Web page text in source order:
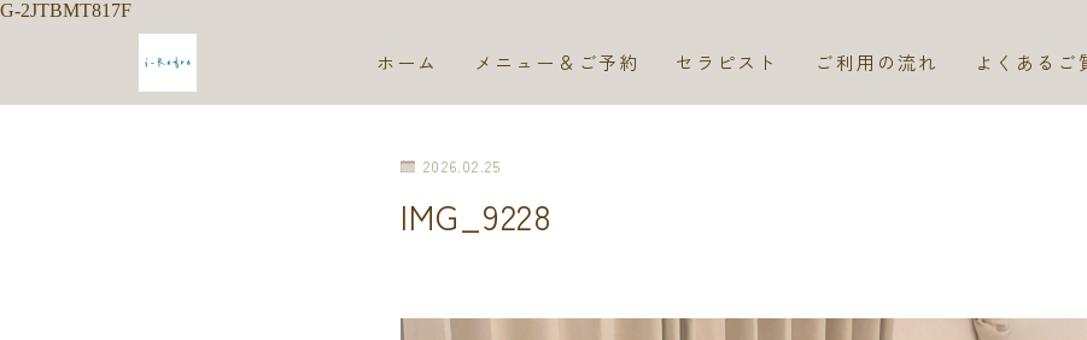
G-2JTBMT817F
ホーム メニュー＆ご予約 セラピスト ご利用の流れ よくあるご
2026.02.25
IMG_9228